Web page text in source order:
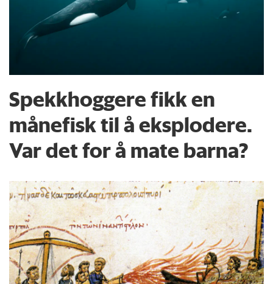
Spekkhoggere fikk en
månefisk til å eksplodere.
Var det for å mate barna?